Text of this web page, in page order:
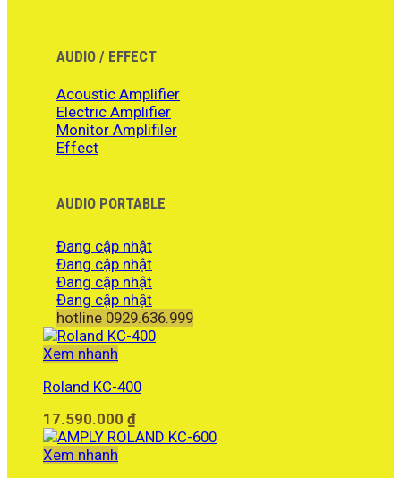
AUDIO / EFFECT
Acoustic Amplifier
Electric Amplifier
Monitor Amplifiler
Effect
AUDIO PORTABLE
Đang cập nhật
Đang cập nhật
Đang cập nhật
Đang cập nhật
hotline 0929.636.999
Xem nhanh
Roland KC-400
17.590.000 ₫
Xem nhanh